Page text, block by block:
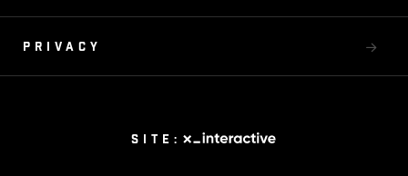
Privacy
Site: